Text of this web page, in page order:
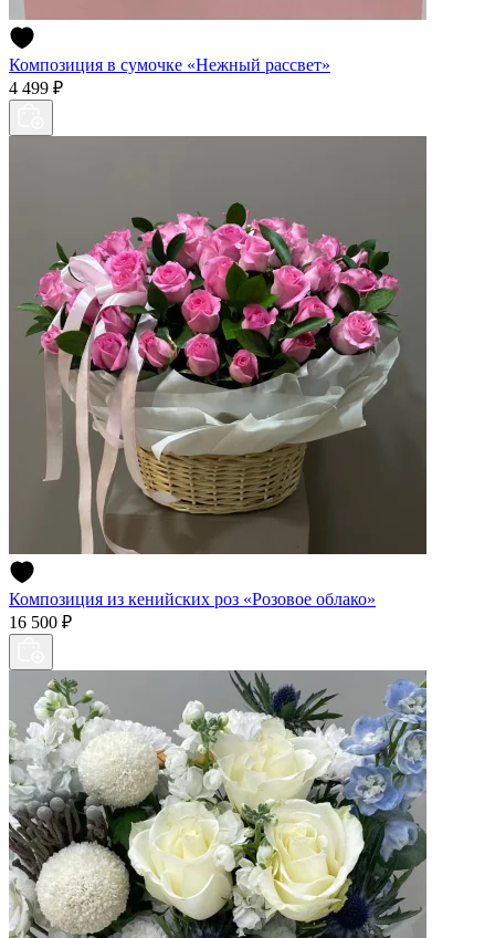
Композиция в сумочке «Нежный рассвет»
4 499 ₽
Композиция из кенийских роз «Розовое облако»
16 500 ₽